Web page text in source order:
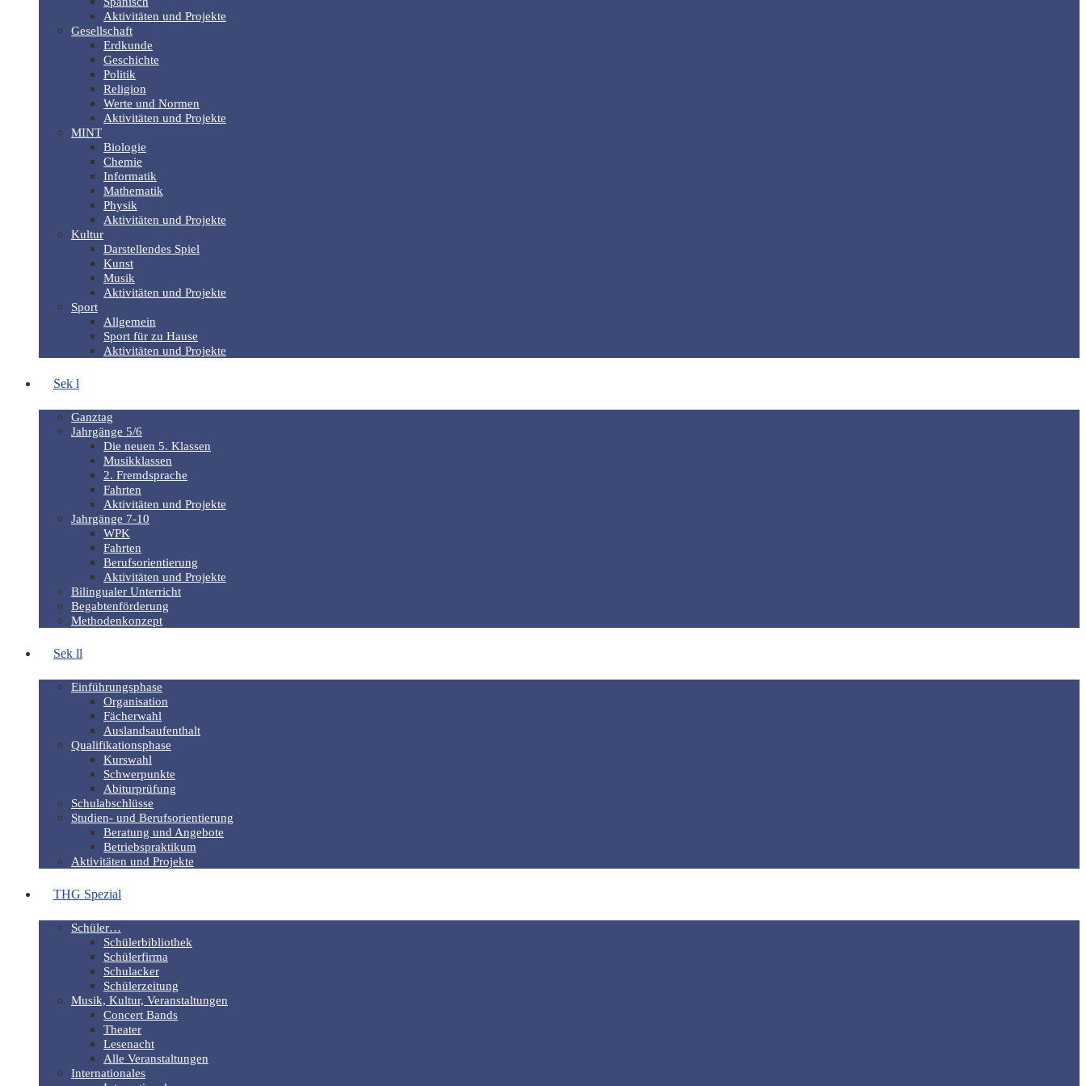
Aktivitäten und Projekte
Gesellschaft
Erdkunde
Geschichte
Politik
Religion
Werte und Normen
Aktivitäten und Projekte
MINT
Biologie
Chemie
Informatik
Mathematik
Physik
Aktivitäten und Projekte
Kultur
Darstellendes Spiel
Kunst
Musik
Aktivitäten und Projekte
Sport
Allgemein
Sport für zu Hause
Aktivitäten und Projekte
Sek l
Ganztag
Jahrgänge 5/6
Die neuen 5. Klassen
Musikklassen
2. Fremdsprache
Fahrten
Aktivitäten und Projekte
Jahrgänge 7-10
WPK
Fahrten
Berufsorientierung
Aktivitäten und Projekte
Bilingualer Unterricht
Begabtenförderung
Methodenkonzept
Sek ll
Einführungsphase
Organisation
Fächerwahl
Auslandsaufenthalt
Qualifikationsphase
Kurswahl
Schwerpunkte
Abiturprüfung
Schulabschlüsse
Studien- und Berufsorientierung
Beratung und Angebote
Betriebspraktikum
Aktivitäten und Projekte
THG Spezial
Schüler…
Schülerbibliothek
Schülerfirma
Schulacker
Schülerzeitung
Musik, Kultur, Veranstaltungen
Concert Bands
Theater
Lesenacht
Alle Veranstaltungen
Internationales